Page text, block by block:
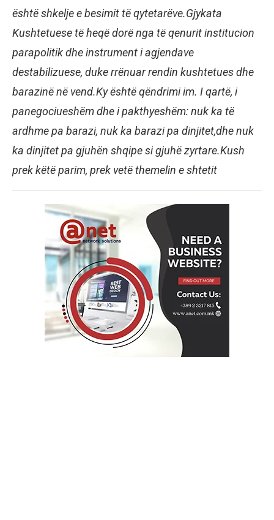
është shkelje e besimit të qytetarëve.Gjykata
Kushtetuese të heqë dorë nga të qenurit institucion
parapolitik dhe instrument i agjendave
destabilizuese, duke rrënuar rendin kushtetues dhe
barazinë në vend.Ky është qëndrimi im. I qartë, i
panegociueshëm dhe i pakthyeshëm: nuk ka të
ardhme pa barazi, nuk ka barazi pa dinjitet,dhe nuk
ka dinjitet pa gjuhën shqipe si gjuhë zyrtare.Kush
prek këtë parim, prek vetë themelin e shtetit